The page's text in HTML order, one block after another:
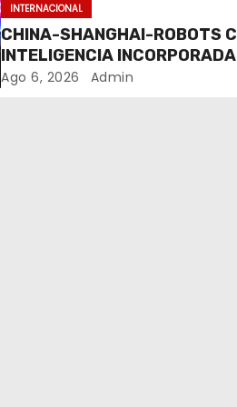
INTERNACIONAL
CHINA-SHANGHAI-ROBOTS
INTELIGENCIA
ENTRENAMIENTO
Ago 6, 2026 Admin